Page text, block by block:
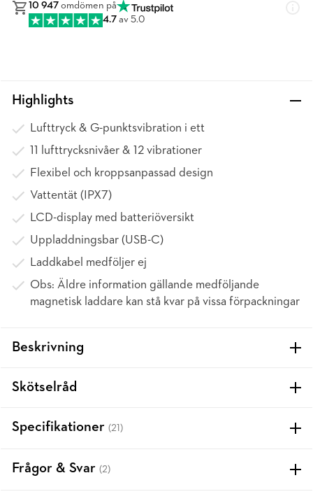
10 947 omdömen på
4.7 av 5.0
Highlights
Lufttryck & G-punktsvibration i ett
11 lufttrycksnivåer & 12 vibrationer
Flexibel och kroppsanpassad design
Vattentät (IPX7)
LCD-display med batteriöversikt
Uppladdningsbar (USB-C)
Laddkabel medföljer ej
Obs: Äldre information gällande medföljande
magnetisk laddare kan stå kvar på vissa förpackningar
Beskrivning
Skötselråd
Specifikationer (21)
Frågor & Svar (2)